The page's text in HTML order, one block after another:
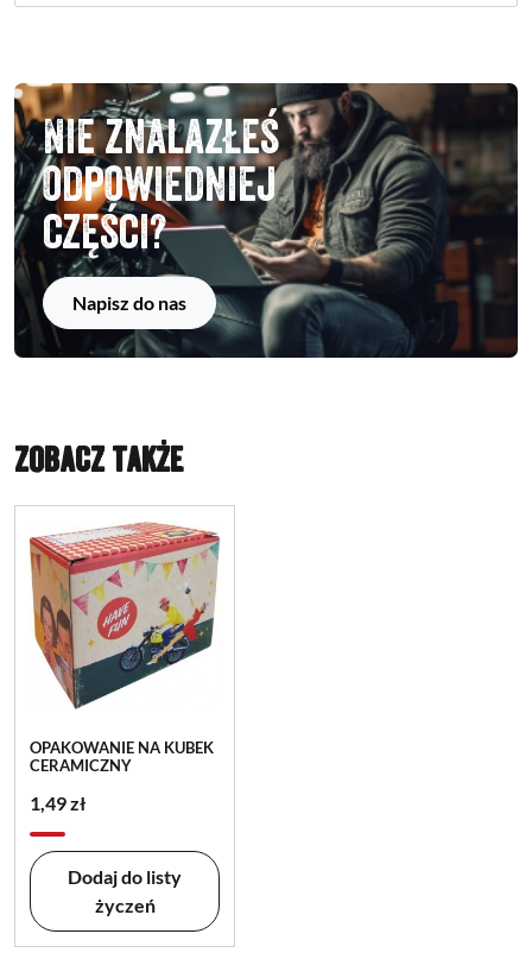
Nie znalazłeś
odpowiedniej
części?
Napisz do nas
ZOBACZ TAKŻE
OPAKOWANIE NA KUBEK
CERAMICZNY
1,49 zł
Dodaj do listy
życzeń